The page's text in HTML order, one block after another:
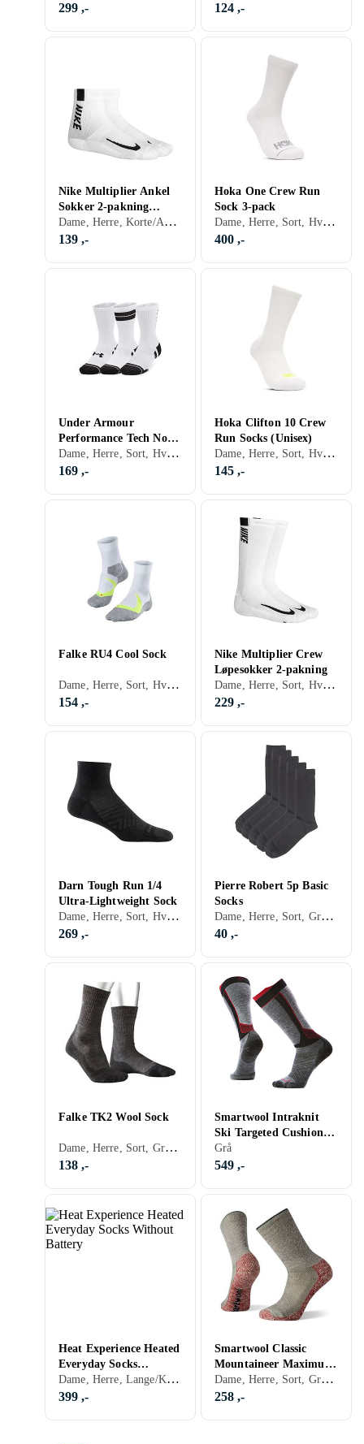
299 ,- 124 ,-
Nike Multiplier Ankel
Sokker 2-pakning
(Voksen)
Dame, Herre, Korte/Ankelsokker, Sort, Hvit, Grå, Blå
139 ,-
Hoka One Crew Run
Sock 3-pack
Dame, Herre, Sort, Hvit, Grå, Blå, Gul, Rosa
400 ,-
Under Armour
Performance Tech Nov
Crew Socks 3-pack
Dame, Herre, Sort, Hvit, Grå
169 ,-
Hoka Clifton 10 Crew
Run Socks (Unisex)
Dame, Herre, Sort, Hvit, Oransje
145 ,-
Falke RU4 Cool Sock
Dame, Herre, Sort, Hvit, Grå, Blå, Rød, Gul, Oransje, Gull, Grønn, Rosa, Lilla
154 ,-
Nike Multiplier Crew
Løpesokker 2-pakning
Dame, Herre, Sort, Hvit, Grå, Blå, Gul
229 ,-
Darn Tough Run 1/4
Ultra-Lightweight Sock
Dame, Herre, Sort, Hvit, Grå, Turkis, Blå
269 ,-
Pierre Robert 5p Basic
Socks
Dame, Herre, Sort, Grå, Blå
40 ,-
Falke TK2 Wool Sock
Dame, Herre, Sort, Grå, Brun, Blå, Rød, Gul, Oransje, Grønn, Beige
138 ,-
Smartwool Intraknit
Ski Targeted Cushion
Over The Calf Sokker
(Herre)
Grå
549 ,-
Heat Experience Heated
Everyday Socks
Without Battery
Dame, Herre, Lange/Knestrømper, Sort, Grå
399 ,-
Smartwool Classic
Mountaineer Maximum
Cushion Crew Sock
Dame, Herre, Sort, Grå, Blå, Beige
258 ,-